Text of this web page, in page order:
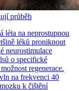
průběh
léta na neprostupnou
léků proniknout
neurostimulace
o specifické
regenerace.
na frekvenci 40
k čištění